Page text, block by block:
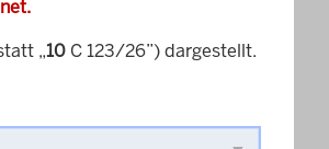
„10 C 123/26”) dargestellt.